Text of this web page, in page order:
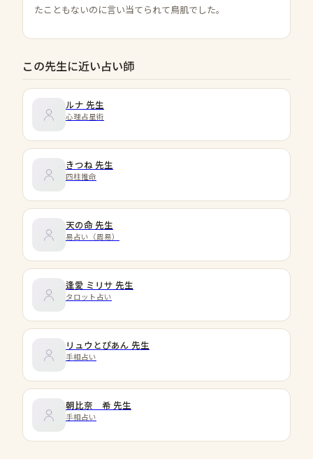
たこともないのに言い当てられて鳥肌でした。
この先生に近い占い師
ルナ 先生
心理占星術
きつね 先生
四柱推命
天の命 先生
易占い（周易）
逢愛 ミリサ 先生
タロット占い
リュウとぴあん 先生
手相占い
朝比奈 希 先生
手相占い